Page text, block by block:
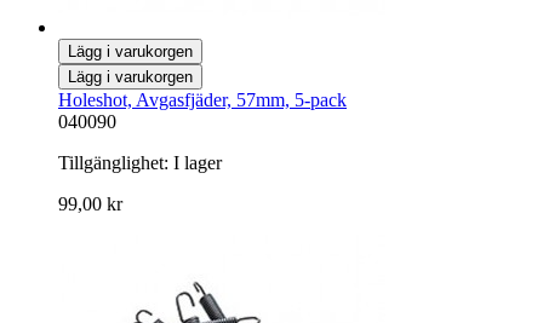
Lägg i varukorgen
Lägg i varukorgen
Holeshot, Avgasfjäder, 57mm, 5-pack
040090
Tillgänglighet: I lager
99,00 kr